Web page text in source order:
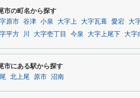
市の町名から探す
原市 谷津 小泉 大字上 大字瓦葺 愛宕 大
平方
川 大字壱丁目 今泉 大字上尾下 大字
市にある駅から探す
北上尾 原市 沼南